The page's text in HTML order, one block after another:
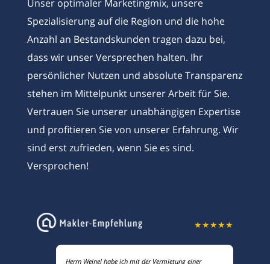
Unser optimaler Marketingmix, unsere
Spezialisierung auf die Region und die hohe
Anzahl an Bestandskunden tragen dazu bei,
dass wir unser Versprechen halten. Ihr
persönlicher Nutzen und absolute Transparenz
stehen im Mittelpunkt unserer Arbeit für Sie.
Vertrauen Sie unserer unabhängigen Expertise
und profitieren Sie von unserer Erfahrung. Wir
sind erst zufrieden, wenn Sie es sind.
Versprochen!
★
★
★
★
★
Herrn Weinel habe ich mit der Vermietung einer